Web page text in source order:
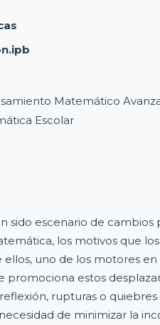
Matemático
Escolar
sido escenario de cambios
los motivos que
ellos, uno de los motores
promociona estos
rupturas o
de minimizar la